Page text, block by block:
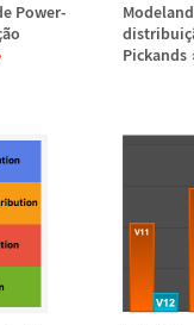
Power-
ão
distribuiç
Pickands